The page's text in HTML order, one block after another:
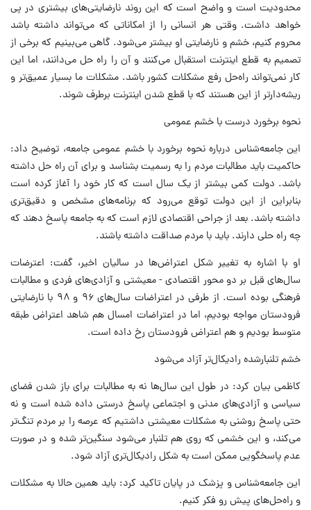
محدودیت است و واضح است که این روند نارضایتی‌های بیشتری در پی
خواهد داشت. وقتی هر انسانی را از امکاناتی که می‌تواند داشته باشد
محروم کنیم، خشم و نارضایتی او بیشتر می‌شود. گاهی می‌بینیم که برخی از
تصمیم به قطع اینترنت استقبال می‌کنند و آن را راه حل می‌دانند، اما این
کار نمی‌تواند راه‌حل رفع مشکلات کشور باشد. مشکلات ما بسیار عمیق‌تر و
ریشه‌دارتر از این هستند که با قطع شدن اینترنت برطرف شوند.
نحوه برخورد درست با خشم عمومی
این جامعه‌شناس درباره نحوه برخورد با خشم عمومی جامعه، توضیح داد:
حاکمیت باید مطالبات مردم را به رسمیت بشناسد و برای آن راه حل داشته
باشد. دولت کمی بیشتر از یک سال است که کار خود را آغاز کرده است
بنابراین از این دولت توقع می‌رود که برنامه‌های مشخص و دقیق‌تری
داشته باشد. بعد از جراحی اقتصادی لازم است که به جامعه پاسخ دهند که
چه راه حلی دارند. باید با مردم صداقت داشته باشند.
او با اشاره به تغییر شکل اعتراض‌ها در سالیان اخیر، گفت: اعترضات
سال‌های قبل بر دو محور اقتصادی - معیشتی و آزادی‌های فردی و مطالبات
فرهنگی بوده است. از طرفی در اعتراضات سال‌های ۹۶ و ۹۸ با نارضایتی
فرودستان مواجه بودیم، اما در اعتراضات امسال هم شاهد اعتراض طبقه
متوسط بودیم و هم اعتراض فرودستان رخ داده است.
خشم تلنبارشده رادیکال‌تر آزاد می‌شود
کاظمی بیان کرد: در طول این سال‌ها نه به مطالبات برای باز شدن فضای
سیاسی و آزادی‌های مدنی و اجتماعی پاسخ درستی داده شده است و نه
حتی پاسخ روشنی به مشکلات معیشتی داشتیم که عرصه را بر مردم تنگ‌تر
می‌کند، و این خشمی که روی هم تلنبار می‌شود سنگین‌تر شده و در صورت
عدم پاسخگویی ممکن است به شکل رادیکال‌تری آزاد شود.
این جامعه‌شناس و پزشک در پایان تاکید کرد: باید همین حالا به مشکلات
و راه‌حل‌های پیش‌ رو فکر کنیم.